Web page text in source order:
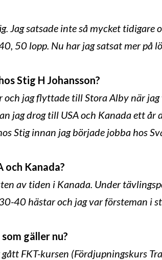
Jag satsade inte så mycket tidigare
50 lopp. Nu har jag satsat mer på
Stig H Johansson?
jag flyttade till Stora Alby när jag
jag drog till USA och Kanada ett år
Stig innan jag började jobba hos
och Kanada?
av tiden i Kanada. Under
40 hästar och jag var försteman i
gäller nu?
FKT-kursen (Fördjupningskurs